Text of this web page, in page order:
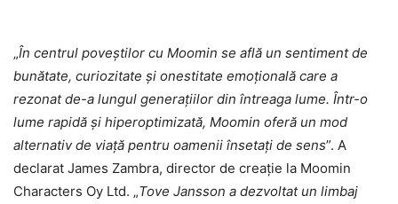
„În centrul poveștilor cu Moomin se află un sentiment de
bunătate, curiozitate și onestitate emoțională care a
rezonat de-a lungul generațiilor din întreaga lume. Într-o
lume rapidă și hiperoptimizată, Moomin oferă un mod
alternativ de viață pentru oamenii însetați de sens”. A
declarat James Zambra, director de creație la Moomin
Characters Oy Ltd. „Tove Jansson a dezvoltat un limbaj